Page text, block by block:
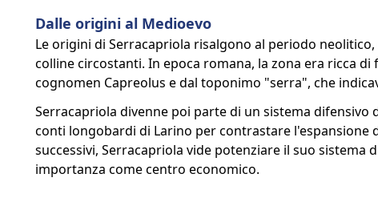
Dalle origini al Medioevo
Le origini di Serracapriola risalgono al periodo
colline circostanti. In epoca romana, la zona era ricca
cognomen Capreolus e dal toponimo "serra", che
Serracapriola divenne poi parte di un sistema
conti longobardi di Larino per contrastare l'espansione
successivi, Serracapriola vide potenziare il suo sistema
importanza come centro economico.